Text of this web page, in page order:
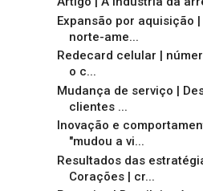
Expansão por aquisição
norte-ame...
Redecard celular |
o c...
Mudança de serviço |
clientes ...
Inovação e
"mudou a vi...
Resultados das
Corações | cr...